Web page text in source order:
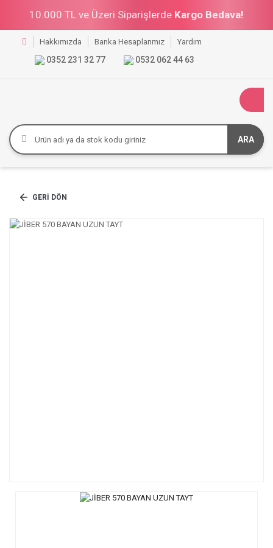
10.000 TL ve Üzeri Siparişlerde Kargo Bedava!
Hakkımızda Banka Hesaplarımız Yardım
0352 231 32 77 0532 062 44 63
ARA
GERI DÖN